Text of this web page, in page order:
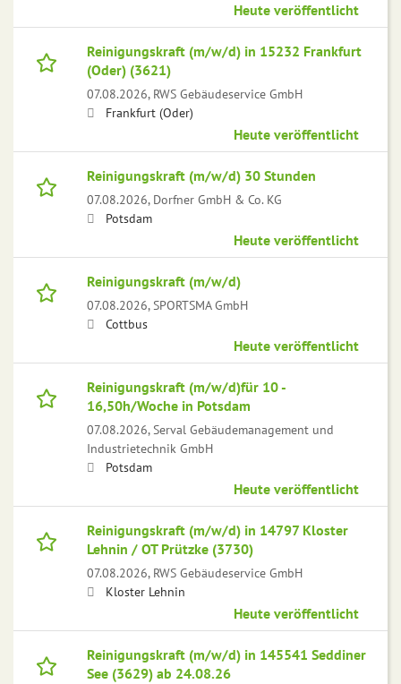
Heute veröffentlicht
Reinigungskraft (m/w/d) in 15232 Frankfurt
(Oder) (3621)
07.08.2026, RWS Gebäudeservice GmbH
Frankfurt (Oder)
Heute veröffentlicht
Reinigungskraft (m/w/d) 30 Stunden
07.08.2026, Dorfner GmbH & Co. KG
Potsdam
Heute veröffentlicht
Reinigungskraft (m/w/d)
07.08.2026,SPORTSMA GmbH
Cottbus
Heute veröffentlicht
Reinigungskraft (m/w/d)für 10 -
16,50h/Woche in Potsdam
07.08.2026,Serval Gebäudemanagement und
Industrietechnik GmbH
Potsdam
Heute veröffentlicht
Reinigungskraft (m/w/d) in 14797 Kloster
Lehnin / OT Prützke (3730)
07.08.2026, RWS Gebäudeservice GmbH
Kloster Lehnin
Heute veröffentlicht
Reinigungskraft (m/w/d) in 145541 Seddiner
See (3629) ab 24.08.26